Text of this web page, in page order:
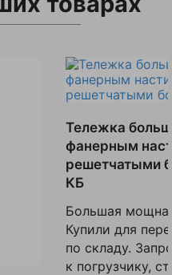
Тележка
фанерным
решетчатыми
КБ
Большая
Купили для
по складу.
к погрузчику,